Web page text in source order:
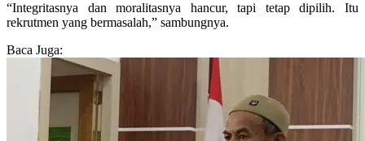
“Integritasnya dan moralitasnya hancur, tapi tetap dipilih. Itu
rekrutmen yang bermasalah,” sambungnya.
Baca Juga: